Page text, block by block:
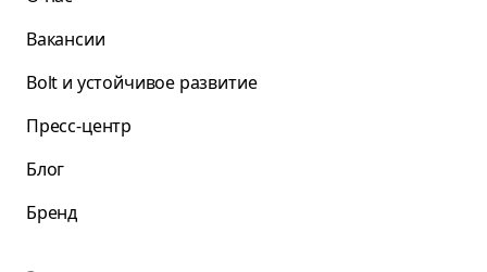
Вакансии
Bolt и устойчивое развитие
Пресс-центр
Блог
Бренд